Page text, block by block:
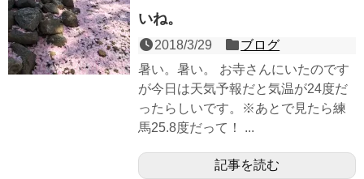
いね。
2018/3/29
ブログ
暑い。暑い。 お寺さんにいたのです
が今日は天気予報だと気温が24度だ
ったらしいです。※あとで見たら練
馬25.8度だって！ ...
記事を読む